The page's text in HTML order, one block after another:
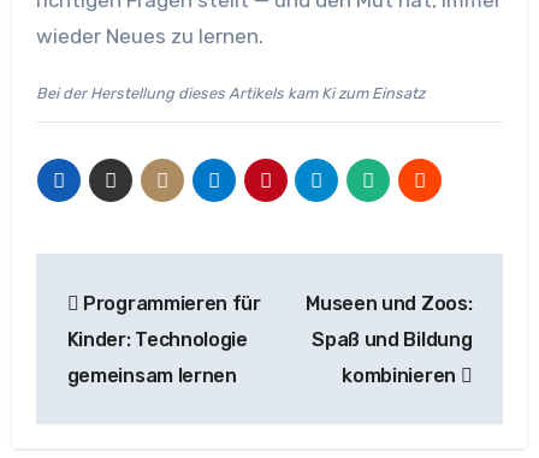
wieder Neues zu lernen.
Bei der Herstellung dieses Artikels kam Ki zum Einsatz
Programmieren für
Kinder: Technologie
gemeinsam lernen
Museen und Zoos:
Spaß und Bildung
kombinieren